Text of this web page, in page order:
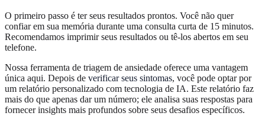
O primeiro passo é ter seus resultados prontos. Você não quer
confiar em sua memória durante uma consulta curta de 15 minutos.
Recomendamos imprimir seus resultados ou tê-los abertos em seu
telefone.
Nossa ferramenta de triagem de ansiedade oferece uma vantagem
única aqui. Depois de verificar seus sintomas, você pode optar por
um relatório personalizado com tecnologia de IA. Este relatório faz
mais do que apenas dar um número; ele analisa suas respostas para
fornecer insights mais profundos sobre seus desafios específicos.